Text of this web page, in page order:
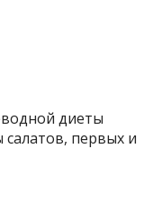
диеты
первых и